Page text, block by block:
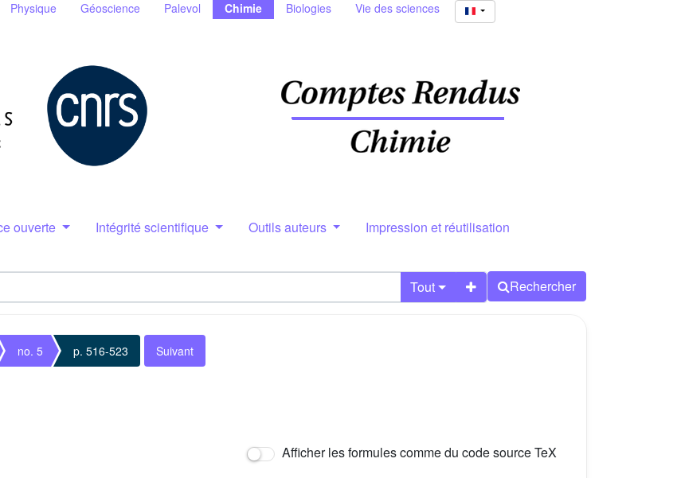
Physique Géoscience Palevol Chimie Biologies Vie des sciences
ouverte Intégrité scientifique Outils auteurs Impression et réutilisation
Tout Rechercher
no. 5 p. 516-523 Suivant
Afficher les formules comme du code source TeX